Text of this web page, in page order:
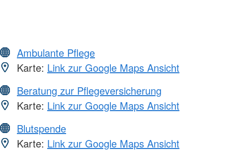
Ambulante Pflege
Karte: Link zur Google Maps Ansicht
Beratung zur Pflegeversicherung
Karte: Link zur Google Maps Ansicht
Blutspende
Karte: Link zur Google Maps Ansicht